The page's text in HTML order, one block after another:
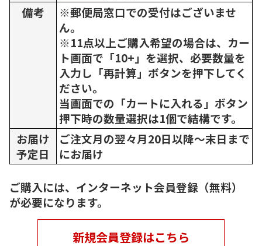
備考
※郵便局窓口での受付はございませ
ん。
※11点以上ご購入希望の場合は、カー
ト画面で「10+」を選択、必要数量を
入力し「再計算」ボタンを押下してく
ださい。
当画面での「カートに入れる」ボタン
押下時の数量選択は1個で結構です。
お届け
予定日
ご注文月の翌々月20日以降～末日まで
にお届け
ご購入には、インターネット会員登録（無料）
が必要になります。
新規会員登録はこちら